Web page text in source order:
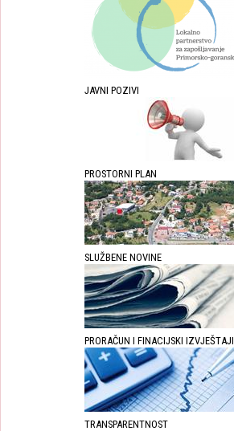
JAVNI POZIVI
PROSTORNI PLAN
SLUŽBENE NOVINE
PRORAČUN I FINACIJSKI IZVJEŠTAJI
TRANSPARENTNOST